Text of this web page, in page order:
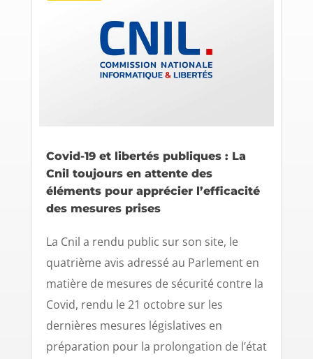
Covid-19 et libertés publiques : La
Cnil toujours en attente des
éléments pour apprécier l’efficacité
des mesures prises
La Cnil a rendu public sur son site, le
quatrième avis adressé au Parlement en
matière de mesures de sécurité contre la
Covid, rendu le 21 octobre sur les
dernières mesures législatives en
préparation pour la prolongation de l’état